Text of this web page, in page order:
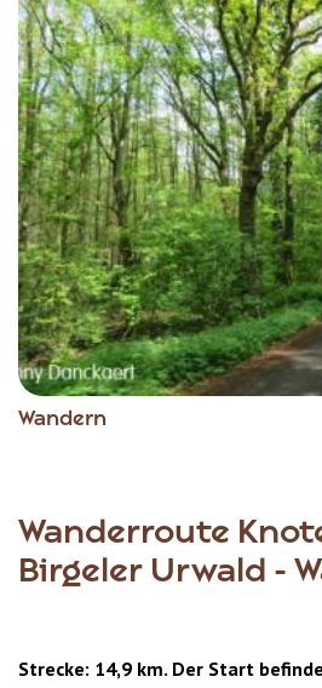
Wandern
Item
Wanderroute
Birgeler Urwald -
Strecke: 14,9 km. Der Start